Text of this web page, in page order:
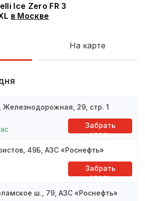
Ice Zero FR 3
в Москве
На карте
Железнодорожная, 29, стр. 1
Забрать
здесь
49Б, АЗС «Роснефть»
Забрать
здесь
ш., 79, АЗС «Роснефть»